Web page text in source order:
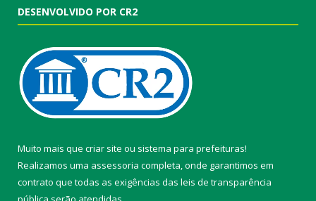
DESENVOLVIDO POR CR2
Muito mais que criar site ou sistema para prefeituras!
Realizamos uma assessoria completa, onde garantimos em
contrato que todas as exigências das leis de transparência